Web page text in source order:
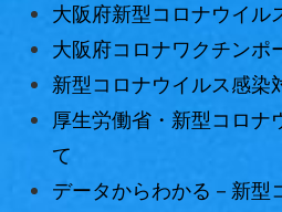
大阪府新型コロナウイル
大阪府コロナワクチンポ
新型コロナウイルス感染
厚生労働省・新型コロナ
て
データからわかる－新型